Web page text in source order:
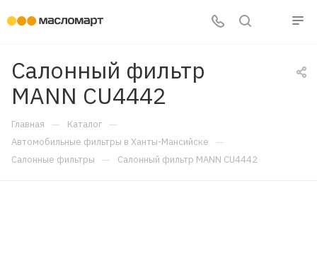
Салонный фильтр
MANN CU4442
Главная — Каталог —
Автомобильные фильтры в Ханты-Мансийске —
Салонные фильтры — Салонный фильтр MANN CU4442